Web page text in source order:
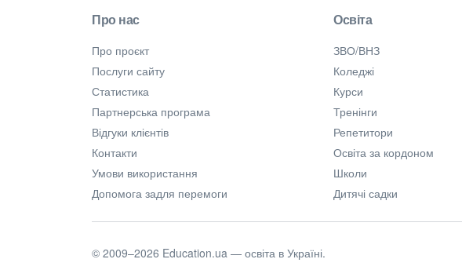
Про нас
Про проєкт
Послуги сайту
Статистика
Партнерська програма
Відгуки клієнтів
Контакти
Умови використання
Допомога задля перемоги
Освіта
ЗВО/ВНЗ
Коледжі
Курси
Тренінги
Репетитори
Освіта за кордоном
Школи
Дитячі садки
© 2009–2026 Education.ua — освіта в Україні.